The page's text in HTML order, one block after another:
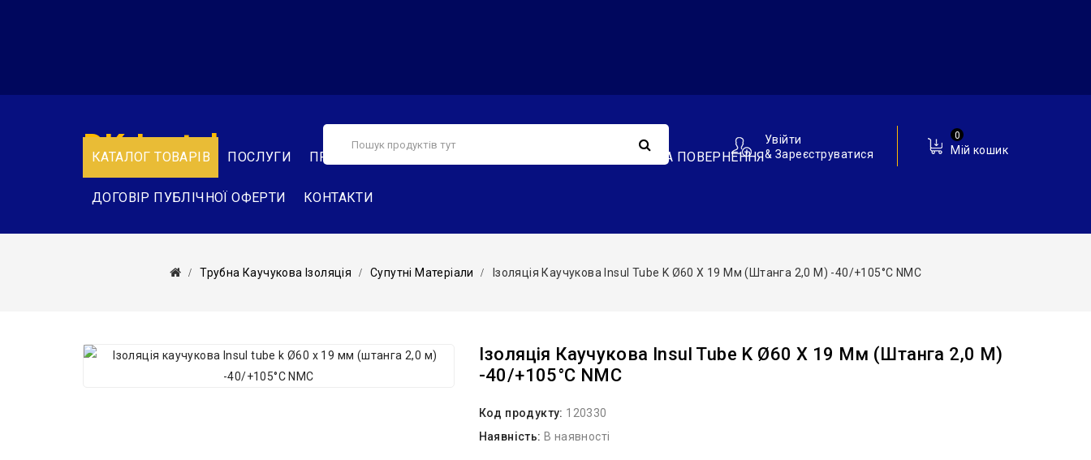
КАТАЛОГ ТОВАРІВ ПОСЛУГИ ПРО НАС ОБМІН ТА ПОВЕРНЕННЯ
ДОГОВІР ПУБЛІЧНОЇ ОФЕРТИ КОНТАКТИ
Мій кошик
0
Увійти
& Зареєструватися
DK-Instal
Трубна Каучукова Ізоляція Супутні Матеріали Ізоляція Каучукова Insul Tube K Ø60 X 19 Мм (штанга 2,0 М) -40/+105°С NMC
Ізоляція Каучукова Insul Tube K Ø60 X 19 Мм (штанга 2,0 М)
-40/+105°С NMC
Код продукту: 120330
Наявність: В наявності